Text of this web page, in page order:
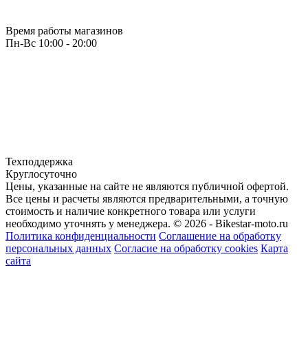
Время работы магазинов
Пн-Вс 10:00 - 20:00
Техподдержка
Круглосуточно
Цены, указанные на сайте не являются публичной офертой.
Все цены и расчеты являются предварительными, а точную
стоимость и наличие конкретного товара или услуги
необходимо уточнять у менеджера. © 2026 - Bikestar-moto.ru
Политика конфиденциальности Соглашение на обработку
персональных данных Согласие на обработку cookies Карта
сайта